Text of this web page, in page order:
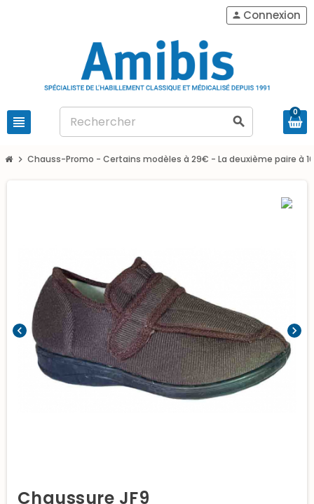
view_headline search
person Connexion
0
chevron_right Chauss-Promo - Certains modèles à 29€ - La deuxième paire à
chevron_left chevron_right
Chaussure JF9